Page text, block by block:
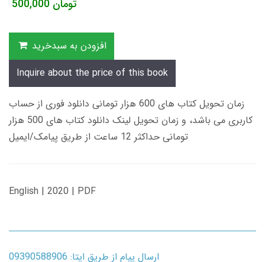
500,000 تومان
افزودن به سبدخرید
Inquire about the price of this book
زمان تحویل کتاب های 600 هزار تومانی دانلود فوری از حساب
کاربری می باشد، و زمان تحویل لینک دانلود کتاب های 500 هزار
تومانی حداکثر 12 ساعت از طریق پیامک/ایمیل
English | 2020 | PDF
ارسال پیام از طریق ایتا: 09390588906